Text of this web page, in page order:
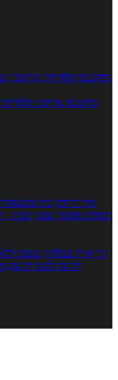
מחשבון קלוריות מחשבון
מחשבון צריכת קלוריות
איך להכין בית
ספורט וכושר גופני נשים,
בריאות בצלחת טעים
תזונה לבטן רגועה